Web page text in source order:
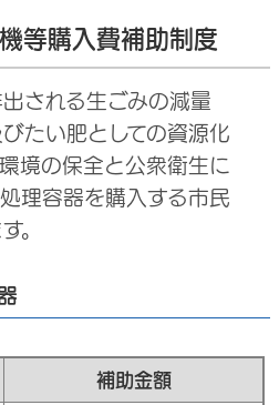
等購入費補助制度
される生ごみの減量
たい肥としての資源化
境の保全と公衆衛生に
理容器を購入する市民
す。
補助金額